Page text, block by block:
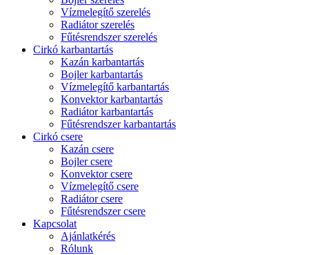
Vízmelegítő szerelés
Radiátor szerelés
Fűtésrendszer szerelés
Cirkó karbantartás
Kazán karbantartás
Bojler karbantartás
Vízmelegítő karbantartás
Konvektor karbantartás
Radiátor karbantartás
Fűtésrendszer karbantartás
Cirkó csere
Kazán csere
Bojler csere
Konvektor csere
Vízmelegítő csere
Radiátor csere
Fűtésrendszer csere
Kapcsolat
Ajánlatkérés
Rólunk